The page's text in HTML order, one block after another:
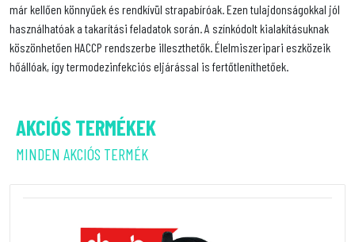
már kellően könnyűek és rendkívül strapabíróak. Ezen tulajdonságokkal jól
használhatóak a takarítási feladatok során. A színkódolt kialakításuknak
köszönhetően HACCP rendszerbe illeszthetők. Élelmiszeripari eszközeik
hőállóak, így termodezinfekciós eljárással is fertőtleníthetőek.
AKCIÓS TERMÉKEK
MINDEN AKCIÓS TERMÉK